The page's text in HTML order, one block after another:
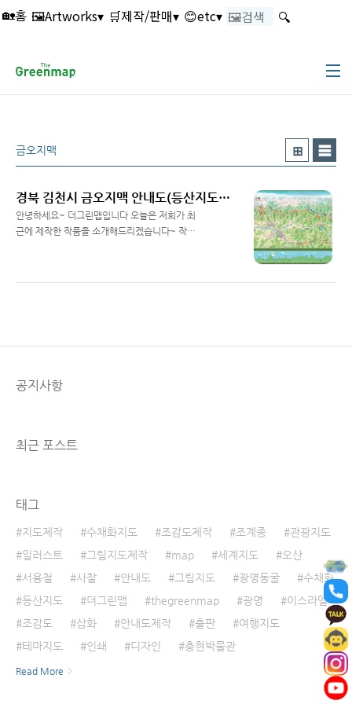
🏡홈 🖼️Artworks▾ 🛒제작/판매▾ 😊etc▾ 🔍
금오지맥
경북 김천시 금오지맥 안내도(등산지도) 제작 | 조감도하면 더그린맵 !!
안녕하세요~ 더그린맵입니다 오늘은 저희가 최
근에 제작한 작품을 소개해드리겠습니다~ 작품
시인 김천, 구미, 상주, 무주, 성주, 칠곡 등의 지
요 산과 높이는 아래..
공지사항
최근 포스트
태그
지도제작 수채화지도 조감도제작 조계종
관광지도
일러스트
그림지도제작 map 세계지도
오산
서용철
사찰 안내도 그림지도 광명동굴
수채화
등산지도
더그린맵 thegreenmap 광명
이스라엘
조감도
삽화 안내도제작 출판
여행지도
테마지도
인쇄 디자인 충현박물관
Read More